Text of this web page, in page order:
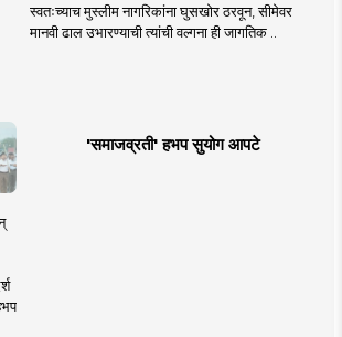
स्वतःच्याच मुस्लीम नागरिकांना घुसखोर ठरवून, सीमेवर
मानवी ढाल उभारण्याची त्यांची वल्गना ही जागतिक ..
'समाजव्रती' हभप सुयोग आपटे